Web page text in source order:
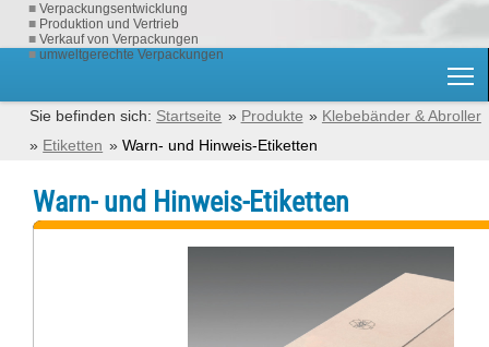
Verpackungsentwicklung
Produktion und Vertrieb
Verkauf von Verpackungen
umweltgerechte Verpackungen
Startseite Produkte
Klebebänder & Abroller
Etiketten
Warn- und Hinweis-Etiketten
Warn- und Hinweis-Etiketten